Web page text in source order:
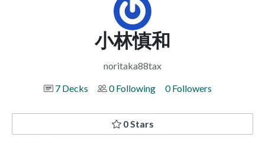
小林慎和
noritaka88tax
7 Decks
0 Following 0 Followers
0 Stars